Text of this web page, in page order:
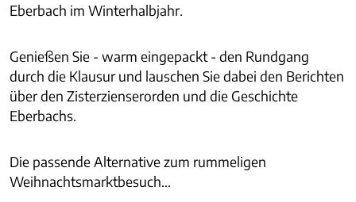
Eberbach im Winterhalbjahr.
Genießen Sie - warm eingepackt - den Rundgang
durch die Klausur und lauschen Sie dabei den Berichten
über den Zisterzienserorden und die Geschichte
Eberbachs.
Die passende Alternative zum rummeligen
Weihnachtsmarktbesuch...